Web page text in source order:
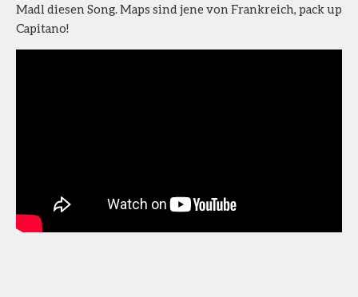
Madl diesen Song. Maps sind jene von Frankreich, pack up
Capitano!